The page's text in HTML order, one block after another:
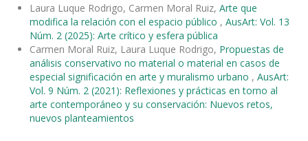
Laura Luque Rodrigo, Carmen Moral Ruiz, Arte que
modifica la relación con el espacio público , AusArt: Vol. 13
Núm. 2 (2025): Arte crítico y esfera pública
Carmen Moral Ruiz, Laura Luque Rodrigo, Propuestas de
análisis conservativo no material o material en casos de
especial significación en arte y muralismo urbano , AusArt:
Vol. 9 Núm. 2 (2021): Reflexiones y prácticas en torno al
arte contemporáneo y su conservación: Nuevos retos,
nuevos planteamientos